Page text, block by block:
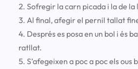
Sofregir la carn picada i la de la
Al final, afegir el pernil tallat
Després es posa en un bol i és
ratllat.
S’afegeixen a poc a poc els ous